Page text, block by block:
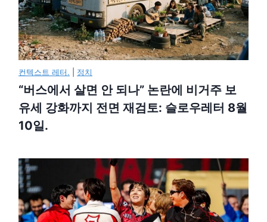
컨텍스트 레터. 정치
“버스에서 살면 안 되나” 논란에 비거주 보
유세 강화까지 전면 재검토: 슬로우레터 8월
10일.